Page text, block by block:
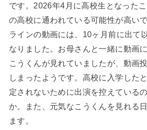
です。2026年4月に高校生となった
の高校に通われている可能性が高い
ラインの動画には、10ヶ月前に出て
なりました。お母さんと一緒に動画
こうくんが見れていましたが、動画
しまったようです。高校に入学した
定されないために出演を控えている
か。また、元気なこうくんを見れる
ます。